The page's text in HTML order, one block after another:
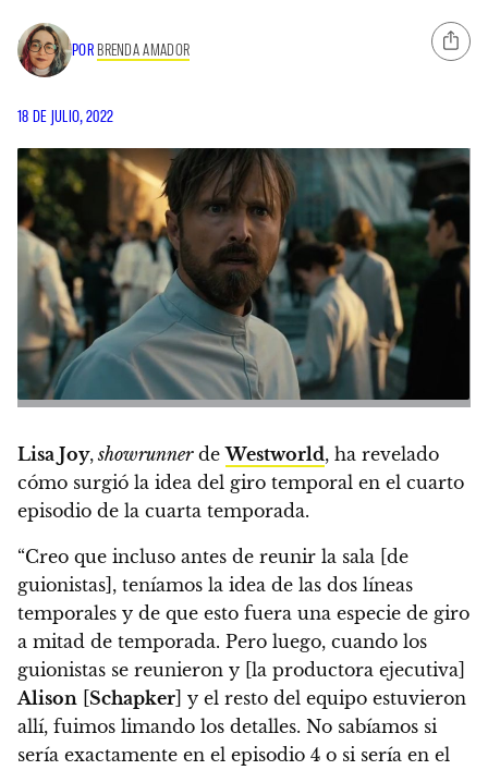
POR BRENDA AMADOR
18 DE JULIO, 2022
Lisa Joy,showrunnerdeWestworld, ha revelado
cómo surgió la idea del giro temporal en el cuarto
episodio de la cuarta temporada.
“Creo que incluso antes de reunir la sala [de
guionistas], teníamos la idea de las dos líneas
temporales y de que esto fuera una especie de giro
a mitad de temporada. Pero luego, cuando los
guionistas se reunieron y [la productora ejecutiva]
Alison Schapker ] y el resto del equipo estuvieron
allí, fuimos limando los detalles. No sabíamos si
sería exactamente en el episodio 4 o si sería en el